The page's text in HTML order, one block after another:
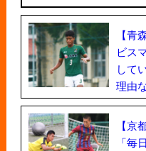
【青
ビス
して
理由
【京
「毎